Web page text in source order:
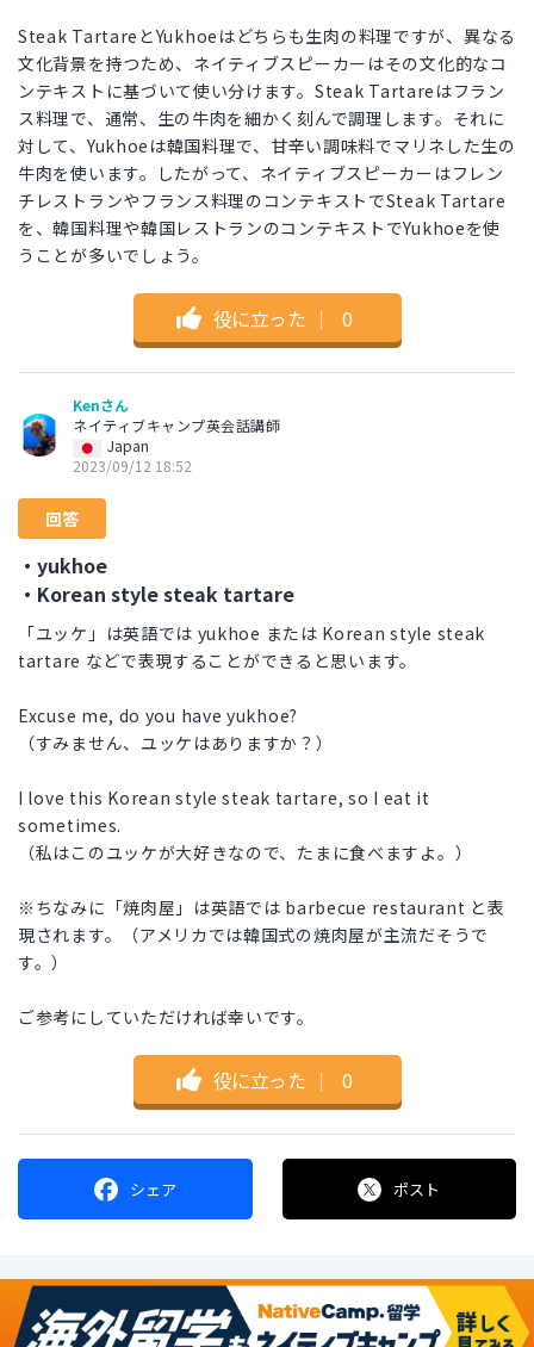
Steak TartareとYukhoeはどちらも生肉の料理ですが、異なる
文化背景を持つため、ネイティブスピーカーはその文化的なコ
ンテキストに基づいて使い分けます。Steak Tartareはフラン
ス料理で、通常、生の牛肉を細かく刻んで調理します。それに
対して、Yukhoeは韓国料理で、甘辛い調味料でマリネした生の
牛肉を使います。したがって、ネイティブスピーカーはフレン
チレストランやフランス料理のコンテキストでSteak Tartare
を、韓国料理や韓国レストランのコンテキストでYukhoeを使
うことが多いでしょう。
役に立った ｜ 0
Kenさん
ネイティブキャンプ英会話講師
Japan
2023/09/12 18:52
回答
・yukhoe
・Korean style steak tartare
「ユッケ」は英語では yukhoe または Korean style steak
tartare などで表現することができると思います。
Excuse me, do you have yukhoe?
（すみません、ユッケはありますか？）
I love this Korean style steak tartare, so I eat it
sometimes.
（私はこのユッケが大好きなので、たまに食べますよ。）
※ちなみに「焼肉屋」は英語では barbecue restaurant と表
現されます。（アメリカでは韓国式の焼肉屋が主流だそうで
す。）
ご参考にしていただければ幸いです。
役に立った ｜ 0
シェア ポスト